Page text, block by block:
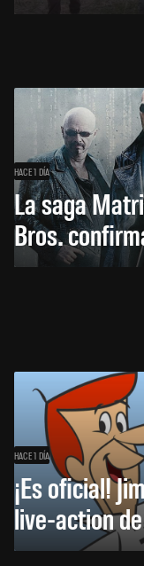
HACE 1 DÍA
La saga
Bros.
HACE 1 DÍA
¡Es oficial!
live-action